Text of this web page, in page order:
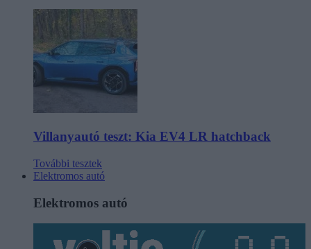
Villanyautó teszt: Kia EV4 LR hatchback
További tesztek
Elektromos autó
Elektromos autó